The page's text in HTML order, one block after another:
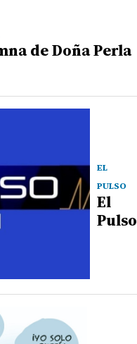
de Doña Perla
EL
PULSO
El
Pulso